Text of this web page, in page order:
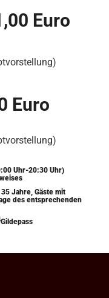
Euro
Euro
Uhr-20:30 Uhr)
Jahre, Gäste mit
des entsprechenden
Gildepass